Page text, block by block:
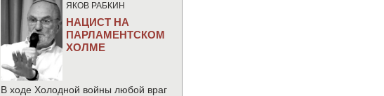
ЯКОВ РАБКИН
НАЦИСТ НА
ПАРЛАМЕНТСКОМ
ХОЛМЕ
В ходе Холодной войны любой враг